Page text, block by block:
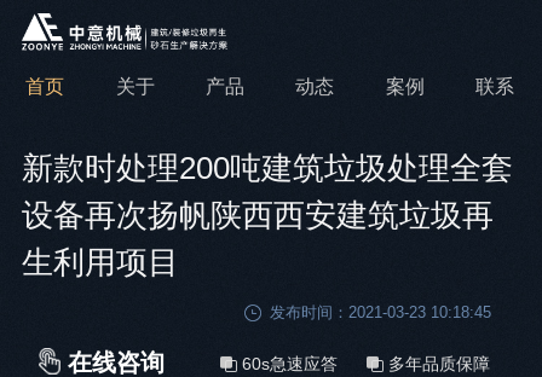
首页 关于 产品 动态 案例 联系
新款时处理200吨建筑垃圾处理全套
设备再次扬帆陕西西安建筑垃圾再
生利用项目
发布时间：2021-03-23 10:18:45
在线咨询 60s急速应答 多年品质保障